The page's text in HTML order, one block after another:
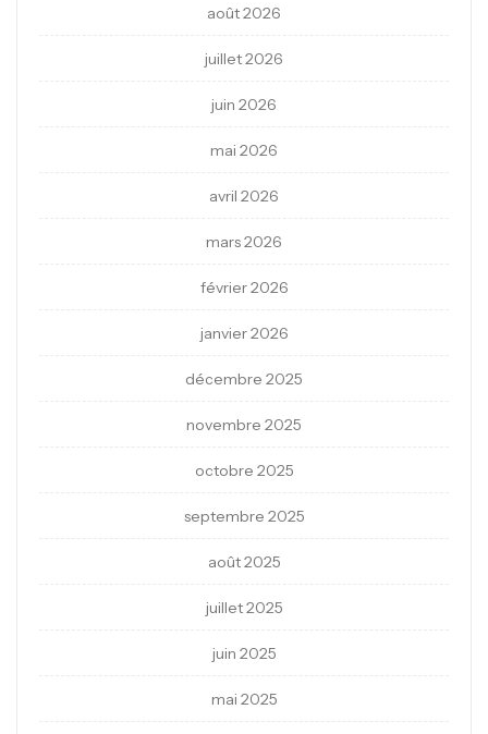
août 2026
juillet 2026
juin 2026
mai 2026
avril 2026
mars 2026
février 2026
janvier 2026
décembre 2025
novembre 2025
octobre 2025
septembre 2025
août 2025
juillet 2025
juin 2025
mai 2025